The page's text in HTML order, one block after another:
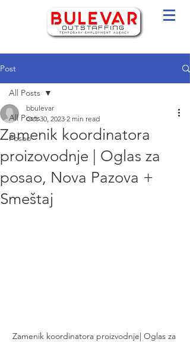
Post
All Posts
Posao
All Posts
Zamenik koordinatora
proizovodnje | Oglas za
posao, Nova Pazova +
Smeštaj
bbulevar
Oct 30, 2023 2 min read
Zamenik koordinatora proizvodnje| Oglas za